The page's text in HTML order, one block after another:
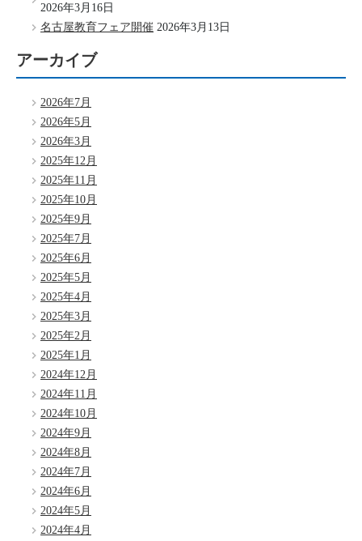
2026年3月16日
名古屋教育フェア開催 2026年3月13日
アーカイブ
2026年7月
2026年5月
2026年3月
2025年12月
2025年11月
2025年10月
2025年9月
2025年7月
2025年6月
2025年5月
2025年4月
2025年3月
2025年2月
2025年1月
2024年12月
2024年11月
2024年10月
2024年9月
2024年8月
2024年7月
2024年6月
2024年5月
2024年4月